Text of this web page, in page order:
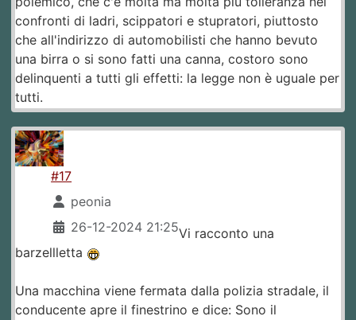
confronti di ladri, scippatori e stupratori, piuttosto
che all'indirizzo di automobilisti che hanno bevuto
una birra o si sono fatti una canna, costoro sono
delinquenti a tutti gli effetti: la legge non è uguale per
tutti.
#17
peonia
26-12-2024 21:25Vi racconto una
barzellletta
Una macchina viene fermata dalla polizia stradale, il
conducente apre il finestrino e dice: Sono il